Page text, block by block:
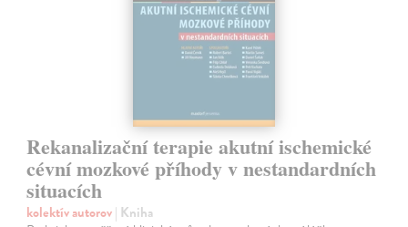
Rekanalizační terapie akutní ischemické
cévní mozkové příhody v nestandardních
situacích
kolektív autorov| Kniha